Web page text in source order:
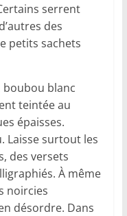
serrent
des
petits sachets
boubou blanc
teintée au
épaisses.
Laisse surtout les
des versets
À même
noircies
désordre. Dans